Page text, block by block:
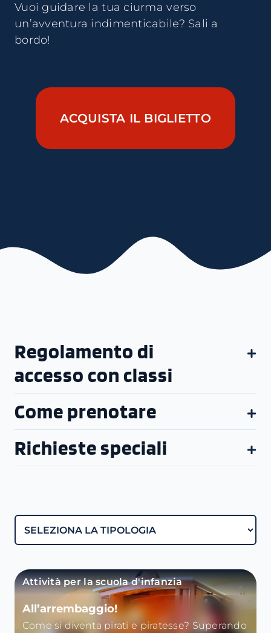
Vuoi guidare la tua ciurma verso
un’avventura indimenticabile? Sali a
bordo!
ACQUISTA IL BIGLIETTO
Regolamento di
accesso con classi
Come prenotare
Richieste speciali
Attività per la scuola d'infanzia
All’arrembaggio!
Come si diventa pirati e piratesse? Superando